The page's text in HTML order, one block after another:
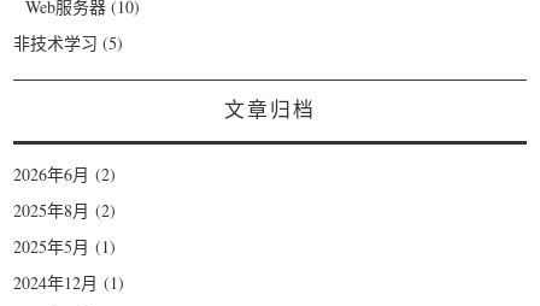
Web服务器 (10)
非技术学习 (5)
文章归档
2026年6月 (2)
2025年8月 (2)
2025年5月 (1)
2024年12月 (1)